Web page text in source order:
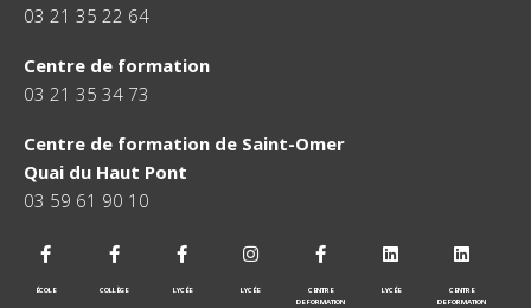
03 21 35 22 64
Centre de formation
03 21 35 34 73
Centre de formation de Saint-Omer
Quai du Haut Pont
03 59 61 90 10
ÉCOLE COLLÈGE LYCÉE LYCÉE
CENTRE
DE FORMATION
LYCÉE
CENTRE
DE FORMATION